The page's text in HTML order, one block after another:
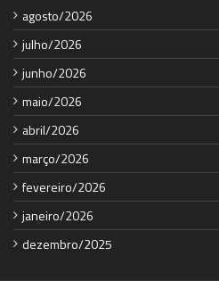
agosto/2026
julho/2026
junho/2026
maio/2026
abril/2026
março/2026
fevereiro/2026
janeiro/2026
dezembro/2025